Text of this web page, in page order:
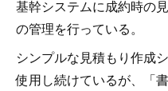
基幹システムに成約時の
の管理を行っている。
シンプルな見積もり作成
使用し続けているが、「